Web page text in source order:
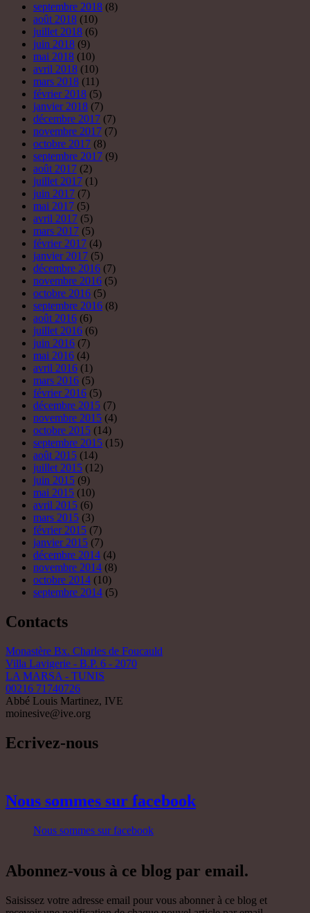
septembre 2018 (8)
août 2018 (10)
juillet 2018 (6)
juin 2018 (9)
mai 2018 (10)
avril 2018 (10)
mars 2018 (11)
février 2018 (5)
janvier 2018 (7)
décembre 2017 (7)
novembre 2017 (7)
octobre 2017 (8)
septembre 2017 (9)
août 2017 (2)
juillet 2017 (1)
juin 2017 (7)
mai 2017 (5)
avril 2017 (5)
mars 2017 (5)
février 2017 (4)
janvier 2017 (5)
décembre 2016 (7)
novembre 2016 (5)
octobre 2016 (5)
septembre 2016 (8)
août 2016 (6)
juillet 2016 (6)
juin 2016 (7)
mai 2016 (4)
avril 2016 (1)
mars 2016 (5)
février 2016 (5)
décembre 2015 (7)
novembre 2015 (4)
octobre 2015 (14)
septembre 2015 (15)
août 2015 (14)
juillet 2015 (12)
juin 2015 (9)
mai 2015 (10)
avril 2015 (6)
mars 2015 (3)
février 2015 (7)
janvier 2015 (7)
décembre 2014 (4)
novembre 2014 (8)
octobre 2014 (10)
septembre 2014 (5)
Contacts
Monastère Bx. Charles de Foucauld
Villa Lavigerie - B.P. 6 - 2070
LA MARSA - TUNIS
00216 71740726
Abbé Louis Martinez, IVE
moinesive@ive.org
Ecrivez-nous
Nous sommes sur facebook
Nous sommes sur facebook
Abonnez-vous à ce blog par email.
Saisissez votre adresse email pour vous abonner à ce blog et